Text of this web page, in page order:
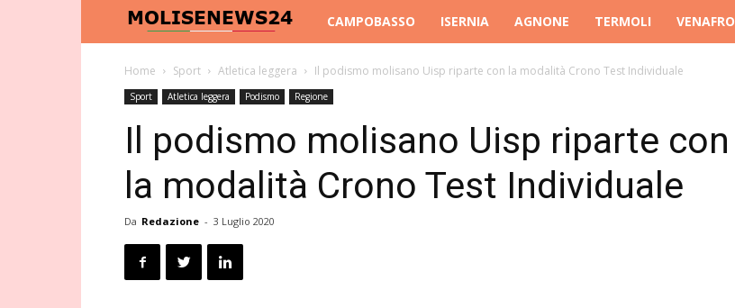
Molise
News
24
CAMPOBASSO ISERNIA AGNONE TERMOLI VENAFRO
Home Sport Atletica leggera Il podismo molisano Uisp riparte con la modalità Crono Test Individuale
Sport Atletica leggera Podismo Regione
Il podismo molisano Uisp riparte con
la modalità Crono Test Individuale
Da Redazione - 3 Luglio 2020